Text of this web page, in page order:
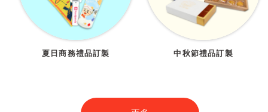
夏日商務禮品訂製 中秋節禮品訂製